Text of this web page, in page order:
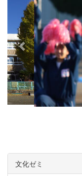
i
o
u
s
文化ゼミ